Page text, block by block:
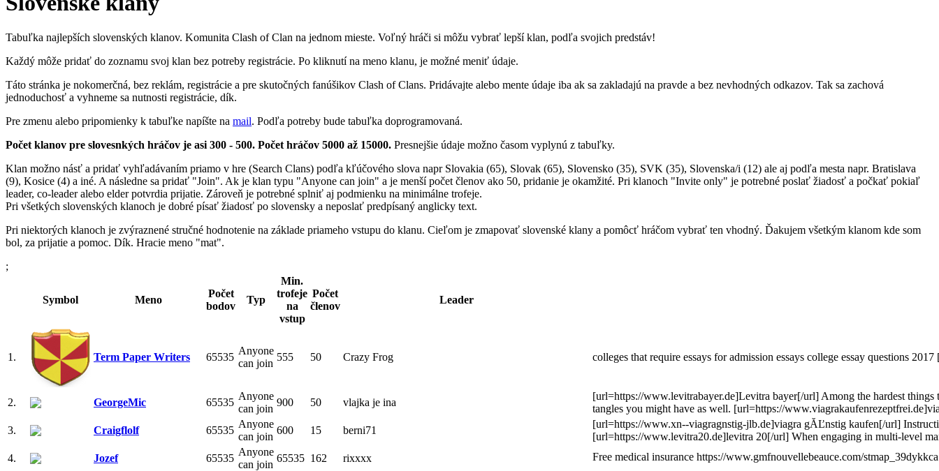
Tabuľka najlepších slovenských klanov. Komunita Clash of Clan na jednom mieste. Voľný hráči si môžu vybrať lepší klan, podľa svojich predstáv!
Každý môže pridať do zoznamu svoj klan bez potreby registrácie. Po kliknutí na meno klanu, je možné meniť údaje.
Táto stránka je nokomerčná, bez reklám, registrácie a pre skutočných fanúšikov Clash of Clans. Pridávajte alebo mente údaje iba ak sa zakladajú na pravde a bez nevhodných odkazov. Tak sa zachová
jednoduchosť a vyhneme sa nutnosti registrácie, dík.
Pre zmenu alebo pripomienky k tabuľke napíšte na mail. Podľa potreby bude tabuľka doprogramovaná.
Počet klanov pre slovesnkých hráčov je asi 300 - 500. Počet hráčov 5000 až 15000. Presnejšie údaje možno časom vyplynú z tabuľky.
Klan možno násť a pridať vyhľadávaním priamo v hre (Search Clans) podľa kľúčového slova napr Slovakia (65), Slovak (65), Slovensko (35), SVK (35), Slovenska/i (12) ale aj podľa mesta napr. Bratislava
(9), Kosice (4) a iné. A následne sa pridať "Join". Ak je klan typu "Anyone can join" a je menší počet členov ako 50, pridanie je okamžité. Pri klanoch "Invite only" je potrebné poslať žiadosť a počkať pokiaľ
leader, co-leader alebo elder potvrdia prijatie. Zároveň je potrebné splniť aj podmienku na minimálne trofeje.
Pri všetkých slovenských klanoch je dobré písať žiadosť po slovensky a neposlať predpísaný anglicky text.
Pri niektorých klanoch je zvýraznené stručné hodnotenie na základe priameho vstupu do klanu. Cieľom je zmapovať slovenské klany a pomôcť hráčom vybrať ten vhodný. Ďakujem všetkým klanom kde som
bol, za prijatie a pomoc. Dík. Hracie meno "mat".
;
Symbol Meno
Počet
bodov
Typ
Min.
trofeje
na
vstup
Počet
členov
Leader
1. Term Paper Writers 65535
Anyone
can join
555 50 Crazy Frog colleges that require essays for admission essays college essay questions
2. GeorgeMic 65535
Anyone
can join
900 50 vlajka je ina
[url=https://www.levitrabayer.de]Levitra bayer[/url] Among the hardest things
tangles you might have as well. [url=https://
3.
Craigflolf 65535
Anyone
can join
600 15 berni71
[url=https://www.xn--viagragnstig-jlb.de]viagra gĂĽnstig kaufen[/url]
[url=https://www.levitra20.de]levitra 20[/url] When engaging in multi-level
4.
Jozef 65535
Anyone
can join
65535 162 rixxxx Free medical insurance https://www.gmfnouvellebeauce.com/